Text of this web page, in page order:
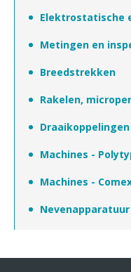
Elektrostatische
Metingen en
Breedstrekken
Rakelen,
Nevenapparatuur
Machines -
Machines -